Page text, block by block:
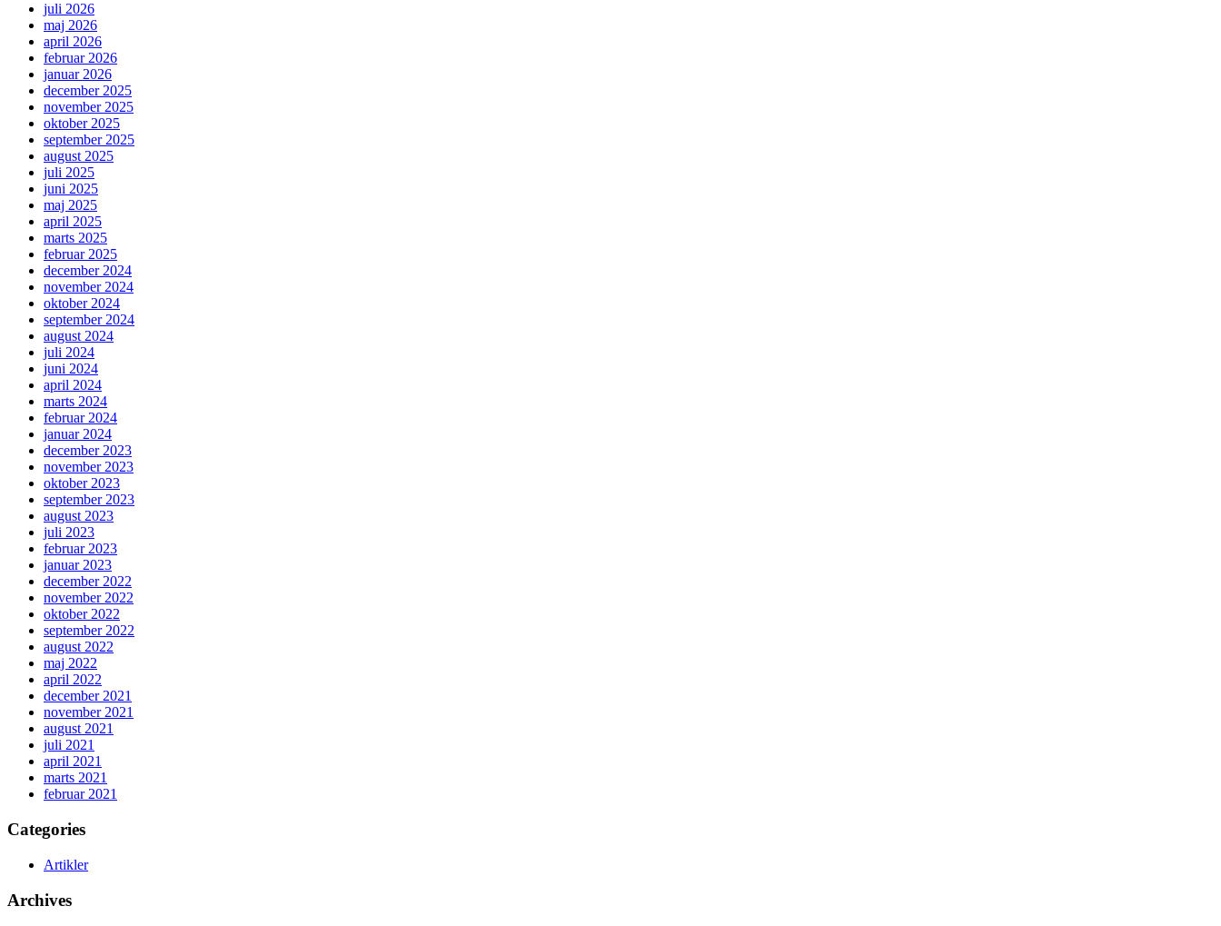
juli 2026
maj 2026
april 2026
februar 2026
januar 2026
december 2025
november 2025
oktober 2025
september 2025
august 2025
juli 2025
juni 2025
maj 2025
april 2025
marts 2025
februar 2025
december 2024
november 2024
oktober 2024
september 2024
august 2024
juli 2024
juni 2024
april 2024
marts 2024
februar 2024
januar 2024
december 2023
november 2023
oktober 2023
september 2023
august 2023
juli 2023
februar 2023
januar 2023
december 2022
november 2022
oktober 2022
september 2022
august 2022
maj 2022
april 2022
december 2021
november 2021
august 2021
juli 2021
april 2021
marts 2021
februar 2021
Categories
Artikler
Archives